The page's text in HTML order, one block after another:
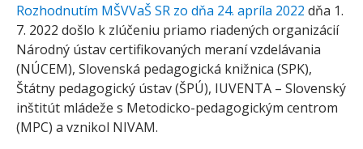
Rozhodnutím MŠVVaŠ SR zo dňa 24. apríla 2022 dňa 1.
7. 2022 došlo k zlúčeniu priamo riadených organizácií
Národný ústav certifikovaných meraní vzdelávania
(NÚCEM), Slovenská pedagogická knižnica (SPK),
Štátny pedagogický ústav (ŠPÚ), IUVENTA – Slovenský
inštitút mládeže s Metodicko-pedagogickým centrom
(MPC) a vznikol NIVAM.